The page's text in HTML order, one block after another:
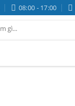
08:00 - 17:00